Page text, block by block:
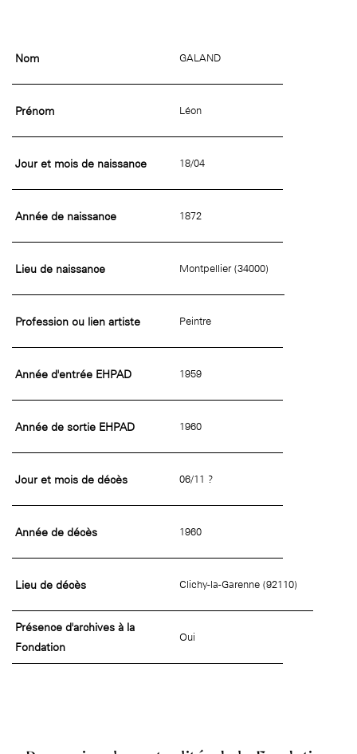
Nom GALAND
Prénom Léon
Jour et mois de naissance 18/04
Année de naissance 1872
Lieu de naissance Montpellier (34000)
Profession ou lien artiste Peintre
Année d'entrée EHPAD 1959
Année de sortie EHPAD 1960
Jour et mois de décès 06/11 ?
Année de décès 1960
Lieu de décès Clichy-la-Garenne (92110)
Présence d'archives à la
Fondation
Oui